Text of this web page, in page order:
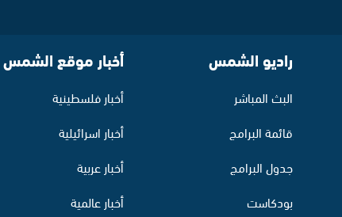
راديو الشمس
البث المباشر
قائمة البرامج
جدول البرامج
بودكاست
أخبار موقع الشمس
أخبار فلسطينية
أخبار اسرائيلية
أخبار عربية
أخبار عالمية